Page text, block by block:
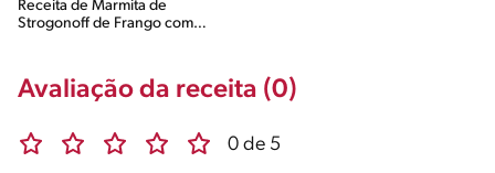
Receita de Marmita de
Strogonoff de Frango com
Avaliação da receita (0)
0 de 5